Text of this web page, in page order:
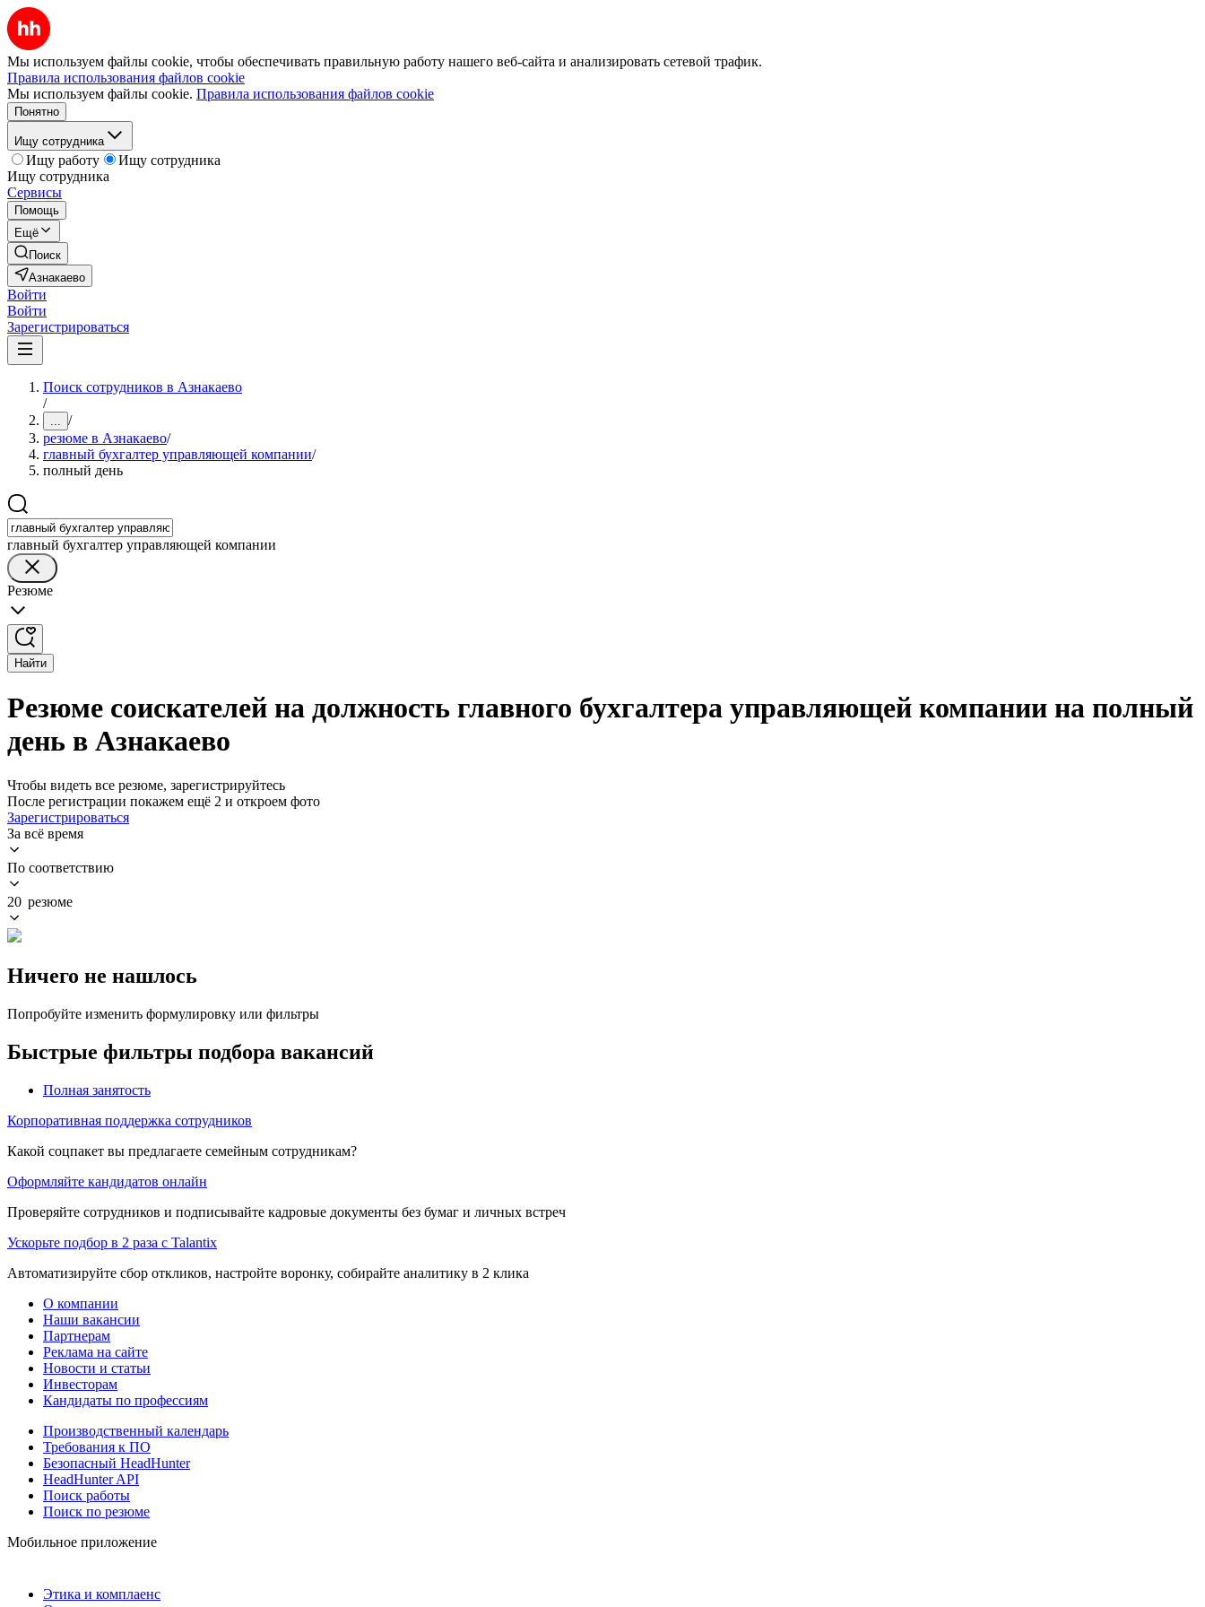
Мы используем файлы cookie, чтобы обеспечивать правильную работу нашего веб-сайта и анализировать сетевой трафик.
Правила использования файлов cookie
Мы используем файлы cookie. Правила использования файлов cookie
Понятно
Ищу сотрудника
Ищу работу
Ищу сотрудника
Ищу сотрудника
Сервисы
Помощь
Ещё
Поиск
Азнакаево
Войти
Войти
Зарегистрироваться
Поиск сотрудников в Азнакаево
/
... /
резюме в Азнакаево/
главный бухгалтер управляющей компании/
полный день
главный бухгалтер управляющей компании
Резюме
Найти
Резюме соискателей на должность главного бухгалтера управляющей компании на полный
день в Азнакаево
Чтобы видеть все резюме, зарегистрируйтесь
После регистрации покажем ещё 2 и откроем фото
Зарегистрироваться
За всё время
По соответствию
20 резюме
Ничего не нашлось
Попробуйте изменить формулировку или фильтры
Быстрые фильтры подбора вакансий
Полная занятость
Корпоративная поддержка сотрудников
Какой соцпакет вы предлагаете семейным сотрудникам?
Оформляйте кандидатов онлайн
Проверяйте сотрудников и подписывайте кадровые документы без бумаг и личных встреч
Ускорьте подбор в 2 раза с Talantix
Автоматизируйте сбор откликов, настройте воронку, собирайте аналитику в 2 клика
О компании
Наши вакансии
Партнерам
Реклама на сайте
Новости и статьи
Инвесторам
Кандидаты по профессиям
Производственный календарь
Требования к ПО
Безопасный HeadHunter
HeadHunter API
Поиск работы
Поиск по резюме
Мобильное приложение
Этика и комплаенс